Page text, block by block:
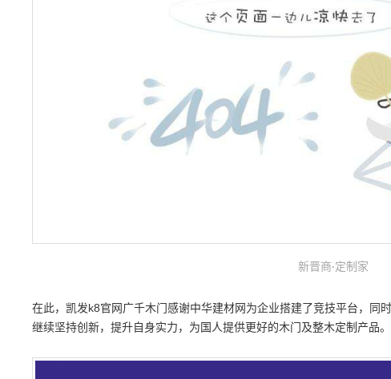
新晋商·定制家
在此， 凯发k8官网广千木门感谢中华建材网为企业搭建了竞技平台，同
继续坚持创新，提升自身实力，为国人提供更好的木门及整木定制产品。